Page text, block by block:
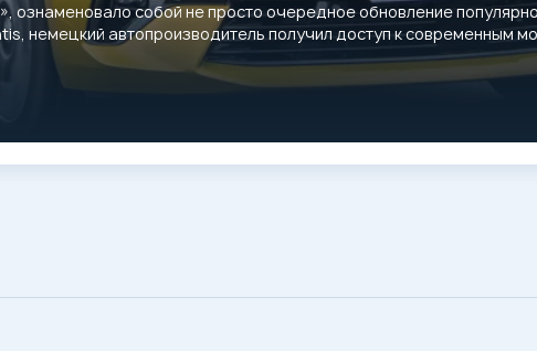
ознаменовало собой не просто очередное обновление
немецкий автопроизводитель получил доступ к современным